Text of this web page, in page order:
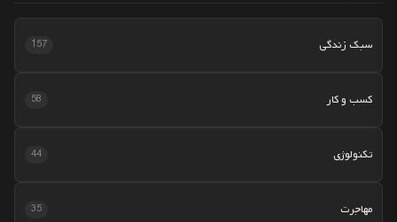
سبک زندگی 157
کسب و کار 58
تکنولوژی 44
مهاجرت 35